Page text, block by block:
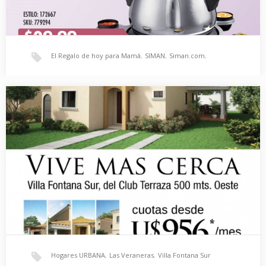
SIMAN, Ofertas Exclusivas para Mamá
EL REGALO DE HOY PARA MAMÁ: Ahorra 45% en Fondue Silver
Deluxe PRINCESS U.$ 29.99 Precio…
El Regalo de hoy para Mamá, SIMAN, Siman.com,
venta telefónica
Hogares URBANA, Las Veraneras, Villa Fontana Sur